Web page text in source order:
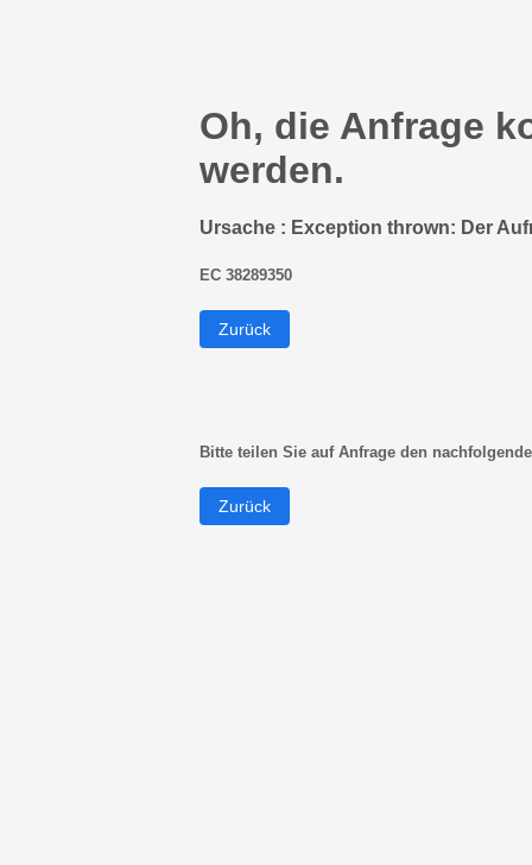
Oh, die Anfrage
werden.
Ursache : Exception thrown: Der
EC 38289350
Zurück
Bitte teilen Sie auf Anfrage den
Zurück